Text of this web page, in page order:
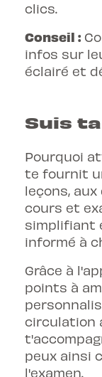
clics.
Conseil :
infos sur
éclairé et
Suis
Pourquoi
te fournit
leçons,
cours et
simplifiant
informé à
Grâce à
points à
circulation
peux ainsi
l'examen.